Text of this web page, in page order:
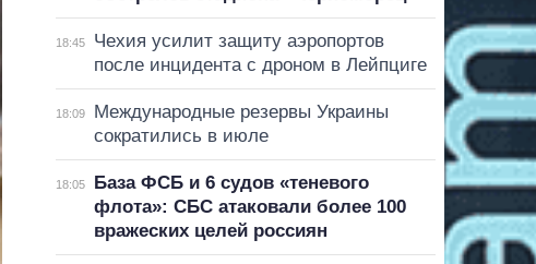
18:45
Чехия усилит защиту аэропортов
после инцидента с дроном в Лейпциге
18:09
Международные резервы Украины
сократились в июле
18:05
База ФСБ и 6 судов «теневого
флота»: СБС атаковали более 100
вражеских целей россиян